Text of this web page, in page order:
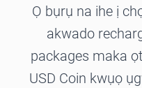
Ọ bụrụ na ihe ị
akwado
packages maka
USD Coin kwụọ